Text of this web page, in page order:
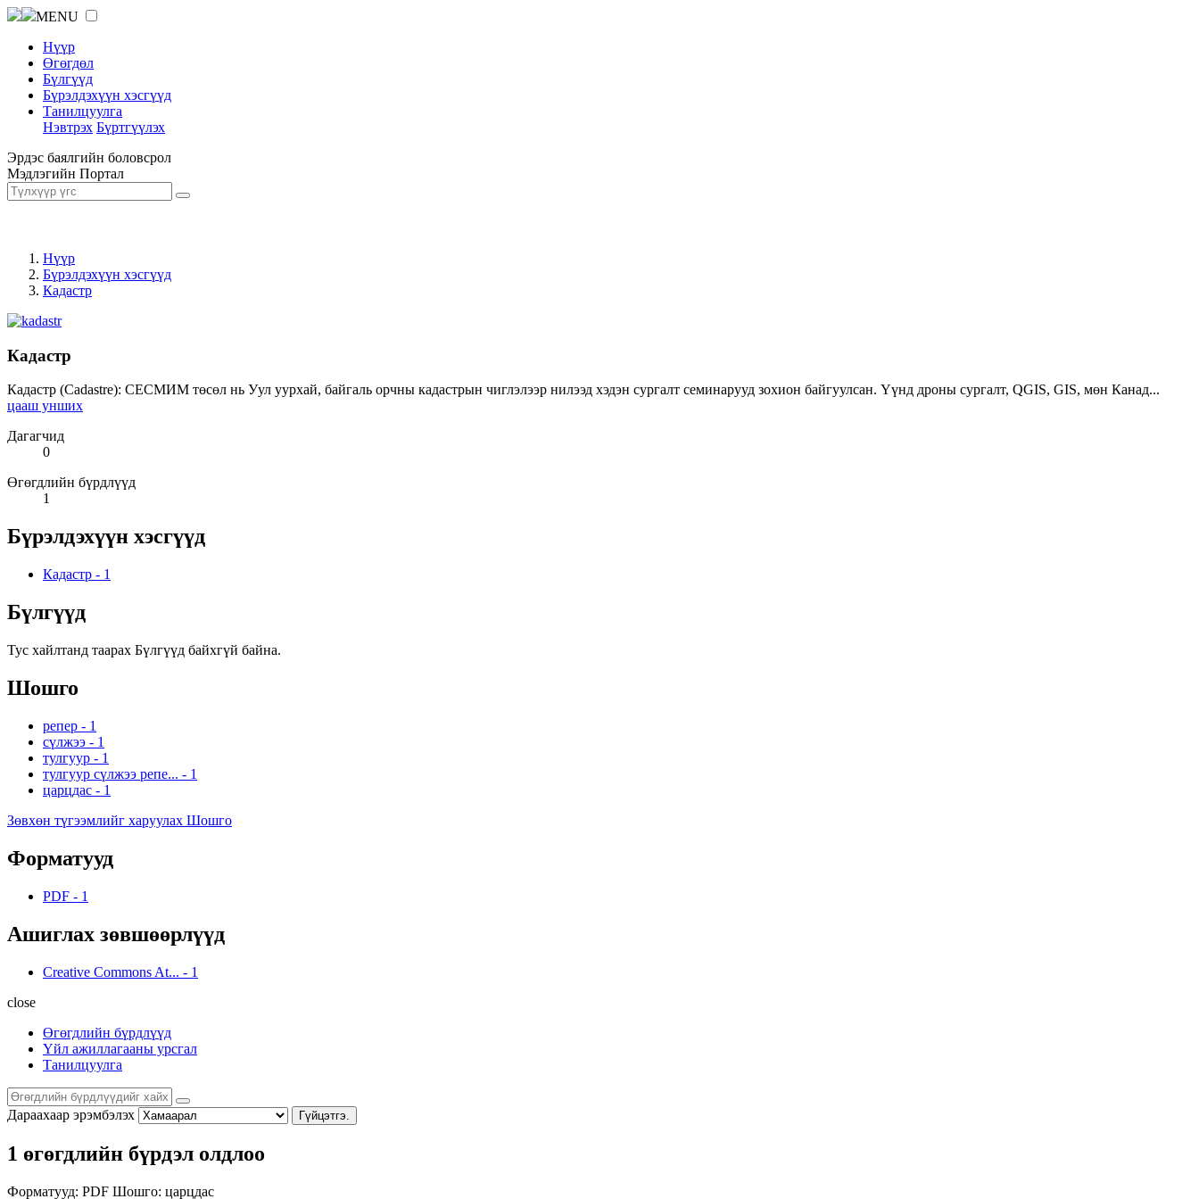
MENU
Нүүр
Өгөгдөл
Бүлгүүд
Бүрэлдэхүүн хэсгүүд
Танилцуулга
Нэвтрэх Бүртгүүлэх
Эрдэс баялгийн боловсрол
Мэдлэгийн Портал
Нүүр
Бүрэлдэхүүн хэсгүүд
Кадастр
Кадастр
Кадастр (Cadastre): СЕСМИМ төсөл нь Уул уурхай, байгаль орчны кадастрын чиглэлээр нилээд хэдэн сургалт семинарууд зохион байгуулсан. Үүнд дроны сургалт, QGIS, GIS, мөн Канад...
цааш унших
Дагагчид
0
Өгөгдлийн бүрдлүүд
1
Бүрэлдэхүүн хэсгүүд
Кадастр - 1
Бүлгүүд
Тус хайлтанд таарах Бүлгүүд байхгүй байна.
Шошго
репер - 1
сүлжээ - 1
тулгуур - 1
тулгуур сүлжээ репе... - 1
царцдас - 1
Зөвхөн түгээмлийг харуулах Шошго
Форматууд
PDF - 1
Ашиглах зөвшөөрлүүд
Creative Commons At... - 1
close
Өгөгдлийн бүрдлүүд
Үйл ажиллагааны урсгал
Танилцуулга
Дараахаар эрэмбэлэх Гүйцэтгэ.
1 өгөгдлийн бүрдэл олдлоо
Форматууд: PDF Шошго: царцдас